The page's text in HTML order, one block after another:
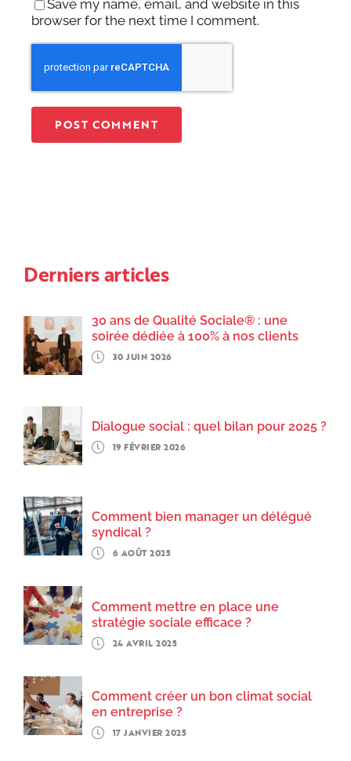
Save my name, email, and website in this
browser for the next time I comment.
Derniers articles
30 ans de Qualité Sociale® : une
soirée dédiée à 100% à nos clients
30 JUIN 2026
Dialogue social : quel bilan pour 2025 ?
19 FÉVRIER 2026
Comment bien manager un délégué
syndical ?
6 AOÛT 2025
Comment mettre en place une
stratégie sociale efficace ?
24 AVRIL 2025
Comment créer un bon climat social
en entreprise ?
17 JANVIER 2025